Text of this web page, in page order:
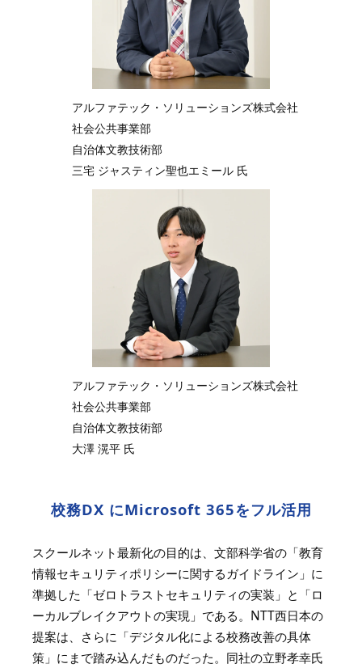
アルファテック・ソリューションズ株式会社
社会公共事業部
自治体文教技術部
三宅 ジャスティン聖也エミール 氏
アルファテック・ソリューションズ株式会社
社会公共事業部
自治体文教技術部
大澤 滉平 氏
校務DX にMicrosoft 365をフル活用
スクールネット最新化の目的は、文部科学省の「教育
情報セキュリティポリシーに関するガイドライン」に
準拠した「ゼロトラストセキュリティの実装」と「ロ
ーカルブレイクアウトの実現」である。NTT西日本の
提案は、さらに「デジタル化による校務改善の具体
策」にまで踏み込んだものだった。同社の立野孝幸氏